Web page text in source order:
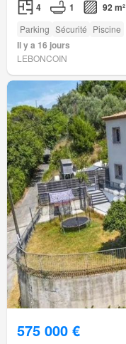
4 1 92 m²
Parking Sécurité Piscine
Il y a 16 jours
LEBONCOIN
575 000 €